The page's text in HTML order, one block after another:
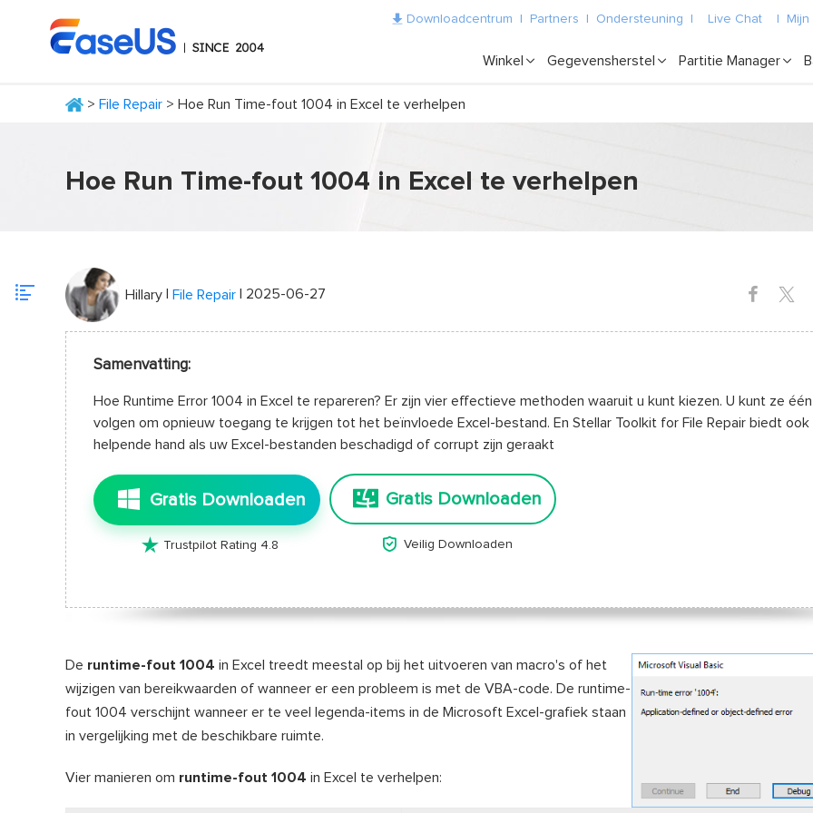
Downloadcentrum Partners Ondersteuning Live Chat
Winkel Gegevensherstel Partitie Manager
> File Repair > Hoe Run Time-fout 1004 in Excel te verhelpen
Hoe Run Time-fout 1004 in Excel te verhelpen
Hillary File Repair | 2025-06-27
Samenvatting:
Hoe Runtime Error 1004 in Excel te repareren? Er zijn vier effectieve methoden waaruit u kunt kiezen. U kunt ze
volgen om opnieuw toegang te krijgen tot het beïnvloede Excel-bestand. En Stellar Toolkit for File Repair biedt ook
helpende hand als uw Excel-bestanden beschadigd of corrupt zijn geraakt
Gratis Downloaden
 Trustpilot Rating 4.8
Gratis Downloaden
 Veilig Downloaden
De runtime-fout 1004 in Excel treedt meestal op bij het uitvoeren van macro's of het
wijzigen van bereikwaarden of wanneer er een probleem is met de VBA-code. De runtime-
fout 1004 verschijnt wanneer er te veel legenda-items in de Microsoft Excel-grafiek staan
in vergelijking met de beschikbare ruimte.
Vier manieren om runtime-fout 1004 in Excel te verhelpen: